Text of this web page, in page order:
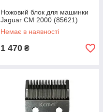
Ножовий блок для машинки
Jaguar CM 2000 (85621)
Немає в наявності
1 470 ₴